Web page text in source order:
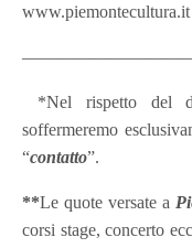
www.piemontecultura.it
*Nel rispetto del
soffermeremo
“contatto”.
**Le quote versate a
corsi stage, concerto